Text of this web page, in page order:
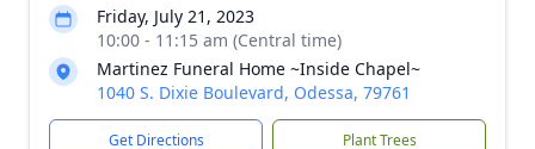
Friday, July 21, 2023
10:00 - 11:15 am (Central time)
Martinez Funeral Home ~Inside Chapel~
1040 S. Dixie Boulevard, Odessa, 79761
Get Directions Plant Trees